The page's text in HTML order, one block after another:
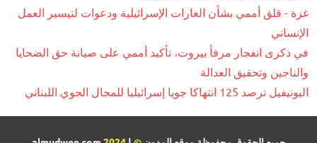
غزة - قلق أممي بشأن الغارات الإسرائيلية ودعوات لتيسير العمل
الإنساني
في ذكرى انفجار مرفأ بيروت، تأكيد أممي على صيانة حق الضحايا
والناجين وتحقيق العدالة
اليونيفيل ترصد 125 انتهاكا جويا إسرائيليا للمجال الجوي اللبناني